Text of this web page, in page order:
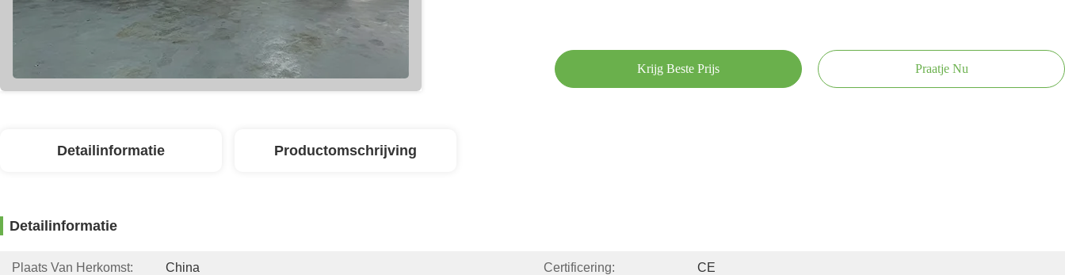
Krijg Beste Prijs Praatje Nu
Detailinformatie Productomschrijving
Detailinformatie
Plaats Van Herkomst: China Certificering: CE